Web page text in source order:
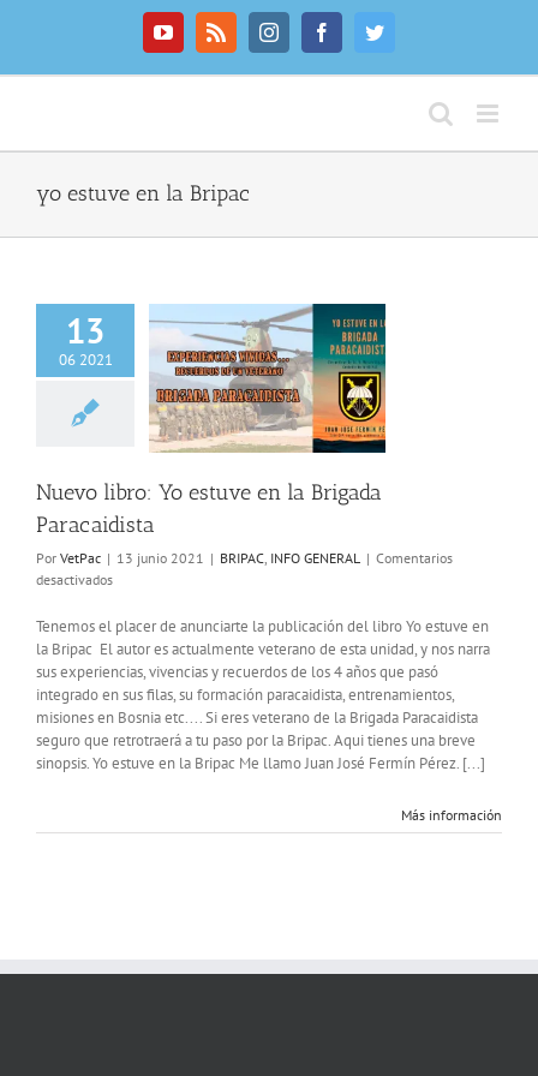
YouTubeRss InstagramFacebookTwitter
yo estuve en la Bripac
13
06 2021
Yo estuve en
Paracaidista
INFO GENERAL
Nuevo libro: Yo estuve en la Brigada
Paracaidista
Por VetPac | 13 junio 2021 | BRIPAC, INFO GENERAL | Comentarios
desactivadosen
libro:
Yo
estuve
la
Paracaidista
Tenemos el placer de anunciarte la publicación del libro Yo estuve en
la Bripac El autor es actualmente veterano de esta unidad, y nos narra
sus experiencias, vivencias y recuerdos de los 4 años que pasó
integrado en sus filas, su formación paracaidista, entrenamientos,
misiones en Bosnia etc.... Si eres veterano de la Brigada Paracaidista
seguro que retrotraerá a tu paso por la Bripac. Aqui tienes una breve
sinopsis. Yo estuve en la Bripac Me llamo Juan José Fermín Pérez. [...]
Más información